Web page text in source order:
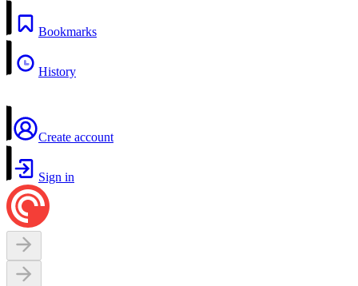
Bookmarks
History
Create account
Sign in